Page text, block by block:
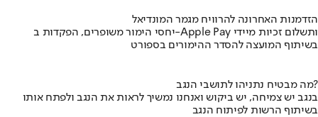
הזדמנות האחרונה להרוויח מגמר המונדיאל
יחסי הימור משופרים, הפקדות ב-Apple Pay ותשלום זכיות מיידי
בשיתוף המועצה להסדר ההימורים בספורט
מה מבטיח נתניהו לתושבי הנגב?
בנגב יש צמיחה, יש ביקוש ואנחנו נמשיך לראות את הנגב ולפתח אותו
בשיתוף הרשות לפיתוח הנגב